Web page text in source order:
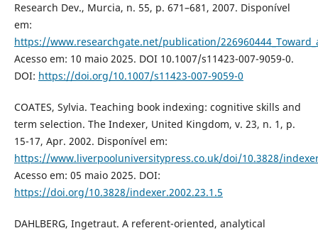
Research Dev., Murcia, n. 55, p. 671–681, 2007. Disponível
em:
https://www.researchgate.net/publication/
Acesso em: 10 maio 2025. DOI 10.1007/s11423-007-9059-0.
DOI: https://doi.org/10.1007/s11423-007-9059-0
COATES, Sylvia. Teaching book indexing: cognitive skills and
term selection. The Indexer, United Kingdom, v. 23, n. 1, p.
15-17, Apr. 2002. Disponível em:
https://www.liverpooluniversitypress.co.uk/doi/10.3828/
Acesso em: 05 maio 2025. DOI:
https://doi.org/10.3828/indexer.2002.23.1.5
DAHLBERG, Ingetraut. A referent-oriented, analytical